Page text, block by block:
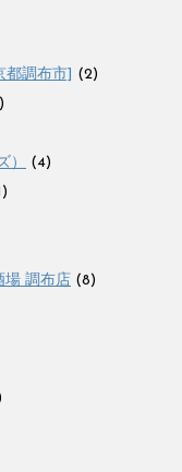
調布市]
(2)
）
(4)
場 調布店 (8)